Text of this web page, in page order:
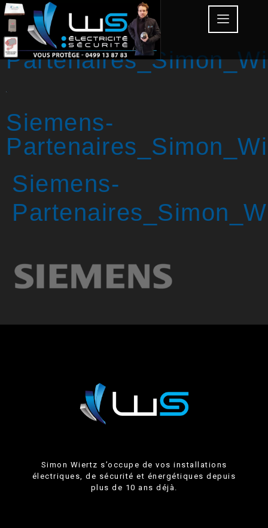
Siemens-
Siemens-
Siemens-
Simon Wiertz s’occupe de vos installations
électriques, de sécurité et énergétiques depuis
plus de 10 ans déjà.